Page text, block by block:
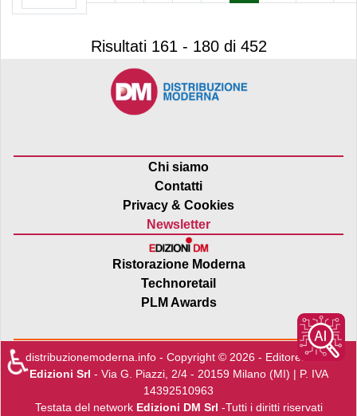
Risultati 161 - 180 di 452
Chi siamo
Contatti
Privacy & Cookies
Newsletter
Ristorazione Moderna
Technoretail
PLM Awards
distribuzionemoderna.info - Copyright © 2026 - Editore:Edra
Edizioni Srl - Via G. Piazzi, 2/4 - 20159 Milano (MI) | P. IVA
14392510963
Testata del network Edizioni DM Srl -Tutti i diritti riservati